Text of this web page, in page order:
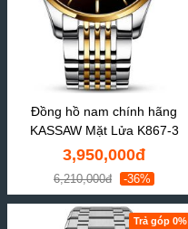
Đồng hồ nam chính hãng
KASSAW Mặt Lửa K867-3
3,950,000đ
6,210,000đ -36%
Trả góp 0%